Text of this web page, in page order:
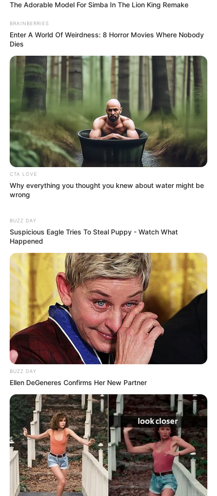
The Adorable Model For Simba In The Lion King Remake
BRAINBERRIES
Enter A World Of Weirdness: 8 Horror Movies Where Nobody
Dies
CTA LOVE
Why everything you thought you knew about water might be
wrong
BUZZ DAY
Suspicious Eagle Tries To Steal Puppy - Watch What
Happened
BUZZ DAY
Ellen DeGeneres Confirms Her New Partner